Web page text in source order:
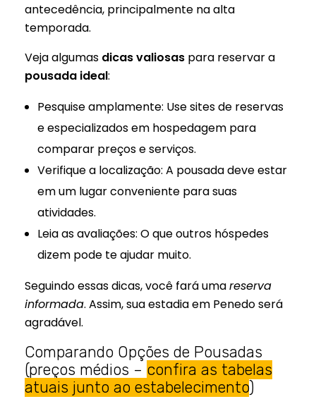
antecedência, principalmente na alta
temporada.
Veja algumas dicas valiosas para reservar a
pousada ideal:
Pesquise amplamente: Use sites de reservas
e especializados em hospedagem para
comparar preços e serviços.
Verifique a localização: A pousada deve estar
em um lugar conveniente para suas
atividades.
Leia as avaliações: O que outros hóspedes
dizem pode te ajudar muito.
Seguindo essas dicas, você fará umareserva
informada. Assim, sua estadia em Penedo será
agradável.
Comparando Opções de Pousadas
(preços médios – confira as tabelas
atuais junto ao estabelecimento)